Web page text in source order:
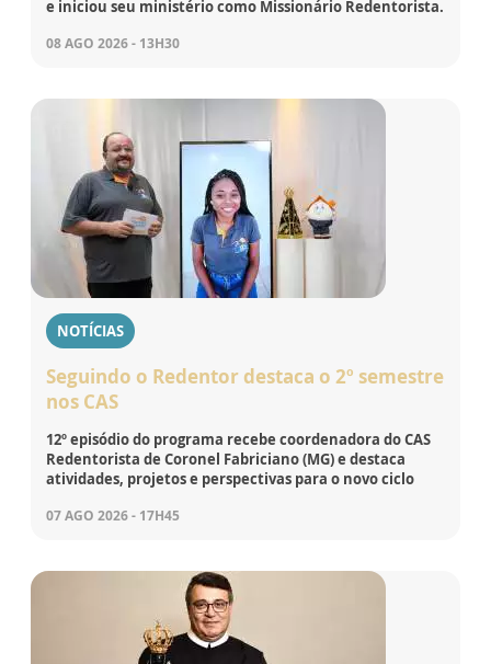
e iniciou seu ministério como Missionário Redentorista.
08 AGO 2026 - 13H30
NOTÍCIAS
Seguindo o Redentor destaca o 2º semestre
nos CAS
12º episódio do programa recebe coordenadora do CAS
Redentorista de Coronel Fabriciano (MG) e destaca
atividades, projetos e perspectivas para o novo ciclo
07 AGO 2026 - 17H45